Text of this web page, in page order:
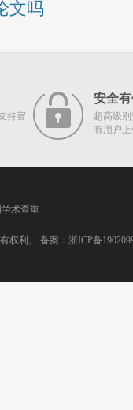
文吗
持官
安全
超高级
有用户
术查重
权利。 备案： 浙ICP备